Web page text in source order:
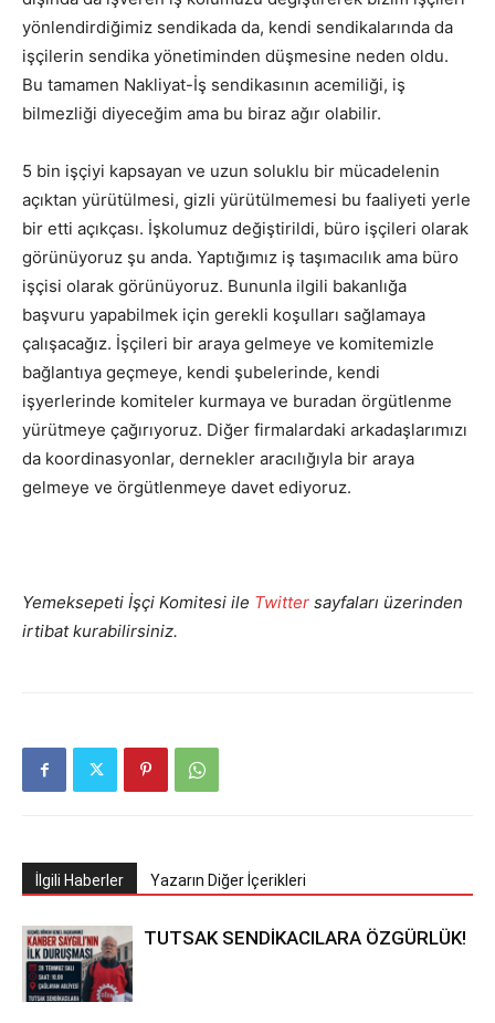
yönlendirdiğimiz sendikada da, kendi sendikalarında da
işçilerin sendika yönetiminden düşmesine neden oldu.
Bu tamamen Nakliyat-İş sendikasının acemiliği, iş
bilmezliği diyeceğim ama bu biraz ağır olabilir.
5 bin işçiyi kapsayan ve uzun soluklu bir mücadelenin
açıktan yürütülmesi, gizli yürütülmemesi bu faaliyeti yerle
bir etti açıkçası. İşkolumuz değiştirildi, büro işçileri olarak
görünüyoruz şu anda. Yaptığımız iş taşımacılık ama büro
işçisi olarak görünüyoruz. Bununla ilgili bakanlığa
başvuru yapabilmek için gerekli koşulları sağlamaya
çalışacağız. İşçileri bir araya gelmeye ve komitemizle
bağlantıya geçmeye, kendi şubelerinde, kendi
işyerlerinde komiteler kurmaya ve buradan örgütlenme
yürütmeye çağırıyoruz. Diğer firmalardaki arkadaşlarımızı
da koordinasyonlar, dernekler aracılığıyla bir araya
gelmeye ve örgütlenmeye davet ediyoruz.
Yemeksepeti İşçi Komitesi ile Twitter sayfaları üzerinden
irtibat kurabilirsiniz.
İlgili Haberler Yazarın Diğer İçerikleri
TUTSAK SENDİKACILARA ÖZGÜRLÜK!